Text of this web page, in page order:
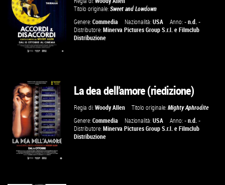
GUARDA IL TRAILER
VAI ALLA SCHEDA
Titolo originale:Sweet and Lowdown
Genere:Commedia Nazionalità:USA Anno:- n.d. -
Distributore:Minerva Pictures Group S.r.l. eFilmclub
Distribuzione
La dea dell'amore (riedizione)
Regia di:Woody Allen Titolo originale:Mighty Aphrodite
Genere:Commedia Nazionalità:USA Anno:- n.d. -
Distributore:Minerva Pictures Group S.r.l. eFilmclub
Distribuzione